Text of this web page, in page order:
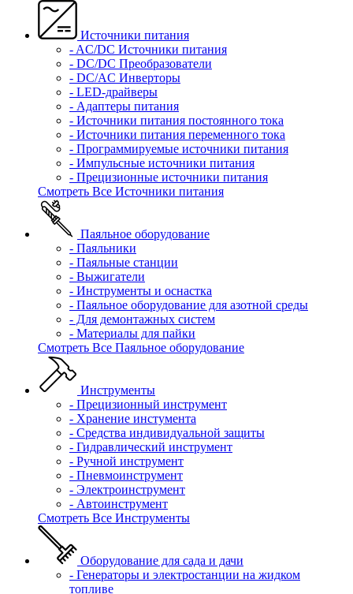
Источники питания
- AC/DC Источники питания
- DC/DC Преобразователи
- DC/AC Инверторы
- LED-драйверы
- Адаптеры питания
- Источники питания постоянного тока
- Источники питания переменного тока
- Программируемые источники питания
- Импульсные источники питания
- Прецизионные источники питания
Смотреть Все Источники питания
Паяльное оборудование
- Паяльники
- Паяльные станции
- Выжигатели
- Инструменты и оснастка
- Паяльное оборудование для азотной среды
- Для демонтажных систем
- Материалы для пайки
Смотреть Все Паяльное оборудование
Инструменты
- Прецизионный инструмент
- Хранение инстумента
- Средства индивидуальной защиты
- Гидравлический инструмент
- Ручной инструмент
- Пневмоинструмент
- Электроинструмент
- Автоинструмент
Смотреть Все Инструменты
Оборудование для сада и дачи
- Генераторы и электростанции на жидком
топливе